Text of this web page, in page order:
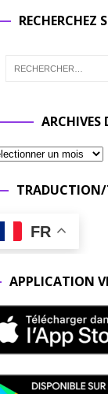
RECHERCHEZ
ARCHIVES
FR
APPLICATION